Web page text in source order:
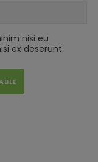
nisi eu
ex deserunt.